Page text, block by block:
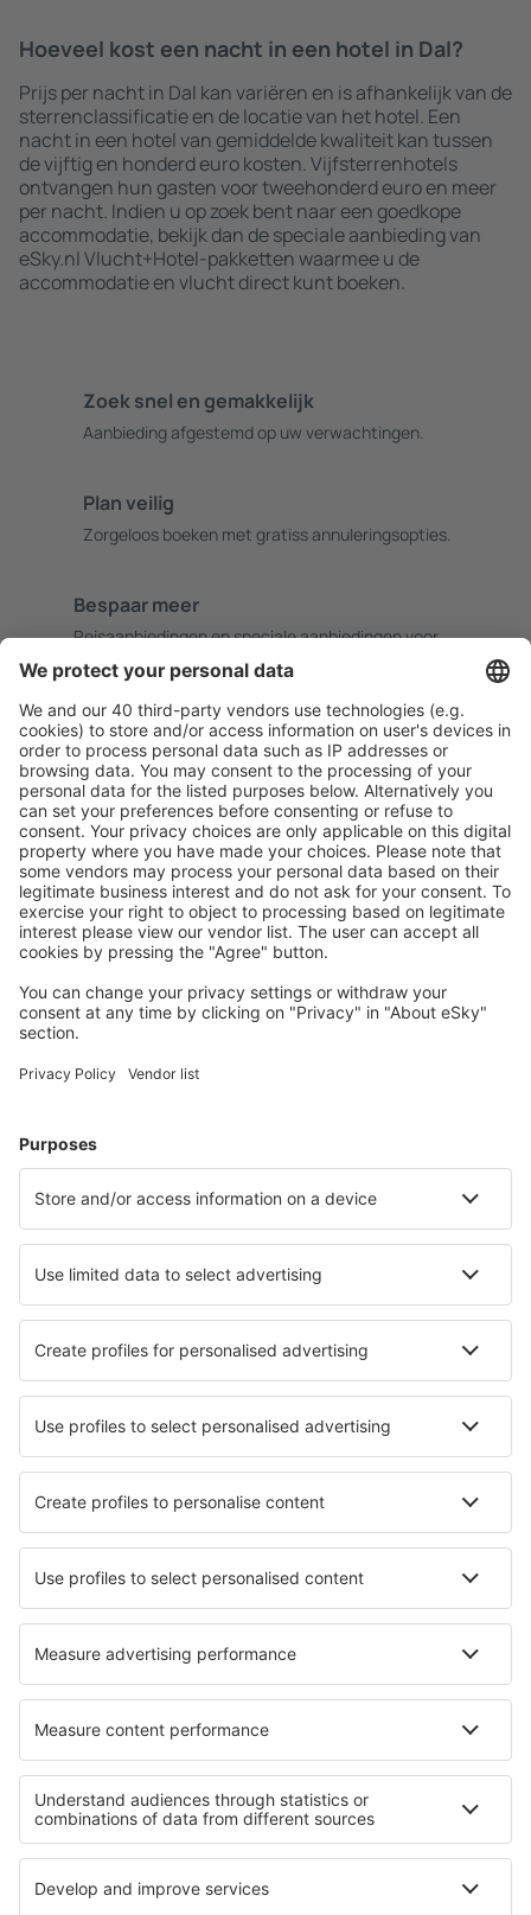
Hoeveel kost een nacht in een hotel in Dal?
Prijs per nacht in Dal kan variëren en is afhankelijk van de
sterrenclassificatie en de locatie van het hotel. Een
nacht in een hotel van gemiddelde kwaliteit kan tussen
de vijftig en honderd euro kosten. Vijfsterrenhotels
ontvangen hun gasten voor tweehonderd euro en meer
per nacht. Indien u op zoek bent naar een goedkope
accommodatie, bekijk dan de speciale aanbieding van
eSky.nl Vlucht+Hotel-pakketten waarmee u de
accommodatie en vlucht direct kunt boeken.
Zoek snel en gemakkelijk
Aanbieding afgestemd op uw verwachtingen.
Plan veilig
Zorgeloos boeken met gratiss annuleringsopties.
Bespaar meer
Reisaanbiedingen en speciale aanbiedingen voor
Accommodaties die u bevallen
Kies uit meer dan 1,3 miljoen accommodaties: hotels,
jeugdherbergen, appartementen en meer.
Meest gezochte hotels door eSky-gebruikers
Hotels in Noorwegen - Populaire steden
Hotels in Bergen Hotels in Trondheim
Hotels in Stavanger Hotels in Tromsø Hotels in Oslo
Hotels in Drøbak
Beste hotels - steden
Hotels in Pralognan-la-Vanoise Hotels in Las Tunas
Hotels in Guadalix De La Sierra Hotels in Chevron
Hotels on Sibu Island Hotels in Montgaillard
Hotels Great Ocean Road Port Campbell
Beste hotels - regio's
Hotels in Nationaal park Folgefonna Hotels in Fjords Region
Hotels in Nationaal park Jotunheimen
Hotels in Nationaal park Rago
Hotels in Brandenburg Lake Plateau
Hotels in Orlické Mountains